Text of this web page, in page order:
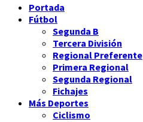
Portada
Fútbol
Segunda B
Tercera División
Regional Preferente
Primera Regional
Segunda Regional
Fichajes
Más Deportes
Ciclismo